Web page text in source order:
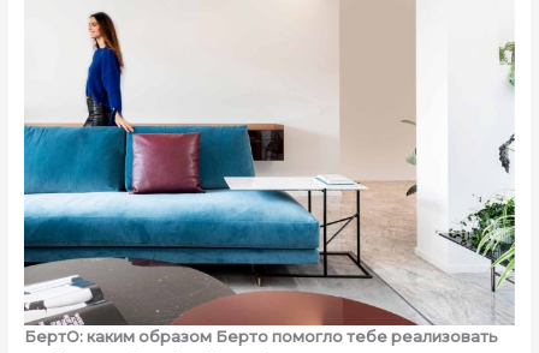
БертО: каким образом Берто помогло тебе реализовать